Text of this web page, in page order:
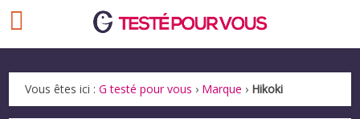
Vous êtes ici :G testé pour vous › Marque › Hikoki